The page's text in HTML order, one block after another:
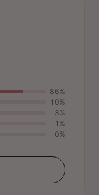
86%
10%
3%
1%
0%